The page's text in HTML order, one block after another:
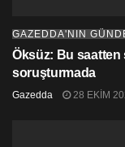
GAZEDDA'NIN
Öksüz: Bu saatten
soruşturmada
Gazedda 28 EKIM